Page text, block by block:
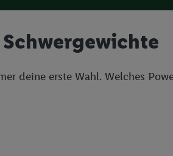
deine erste Wahl. Welches